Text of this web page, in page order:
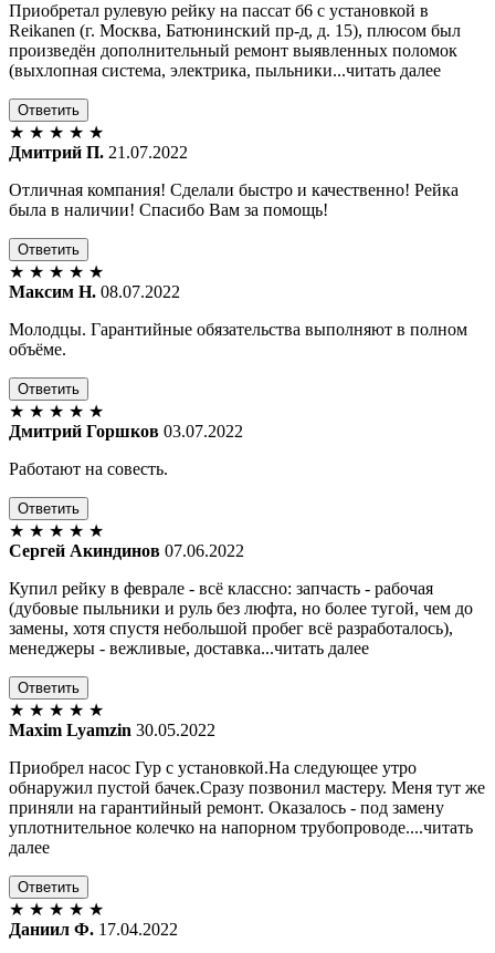
Приобретал рулевую рейку на пассат б6 с установкой в
Reikanen (г. Москва, Батюнинский пр-д, д. 15), плюсом был
произведён дополнительный ремонт выявленных поломок
(выхлопная система, электрика, пыльники...читать далее
Ответить
★ ★ ★ ★ ★
Дмитрий П. 21.07.2022
Отличная компания! Сделали быстро и качественно! Рейка
была в наличии! Спасибо Вам за помощь!
Ответить
★ ★ ★ ★ ★
Максим Н. 08.07.2022
Молодцы. Гарантийные обязательства выполняют в полном
объёме.
Ответить
★ ★ ★ ★ ★
Дмитрий Горшков 03.07.2022
Работают на совесть.
Ответить
★ ★ ★ ★ ★
Сергей Акиндинов 07.06.2022
Купил рейку в феврале - всё классно: запчасть - рабочая
(дубовые пыльники и руль без люфта, но более тугой, чем до
замены, хотя спустя небольшой пробег всё разработалось),
менеджеры - вежливые, доставка...читать далее
Ответить
★ ★ ★ ★ ★
Maxim Lyamzin 30.05.2022
Приобрел насос Гур с установкой.На следующее утро
обнаружил пустой бачек.Сразу позвонил мастеру. Меня тут же
приняли на гарантийный ремонт. Оказалось - под замену
уплотнительное колечко на напорном трубопроводе....читать
далее
Ответить
★ ★ ★ ★ ★
Даниил Ф. 17.04.2022